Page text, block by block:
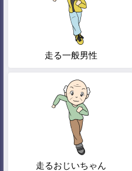
走る一般男性
走るおじいちゃん